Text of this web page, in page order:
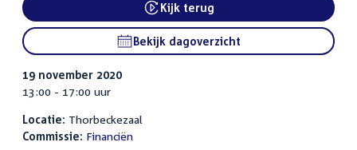
External link:
Kijk terug
Bekijk dagoverzicht
19 november 2020
13:00 - 17:00 uur
Locatie: Thorbeckezaal
Commissie: Financiën